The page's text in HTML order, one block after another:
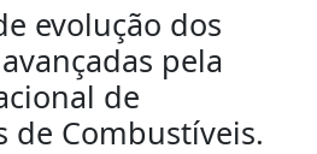
evolução dos
pela
de
de Combustíveis.